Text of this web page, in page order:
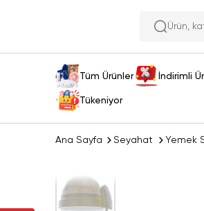
Ürün,
Tüm Ürünler İndirimli
Tükeniyor
Ana Sayfa Seyahat Yemek